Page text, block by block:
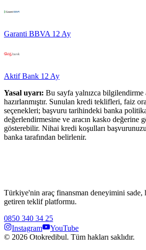
Garanti BBVA 12 Ay
Aktif Bank 12 Ay
Yasal uyarı: Bu sayfa yalnızca bilgilendirme
hazırlanmıştır. Sunulan kredi teklifleri, faiz
seçenekleri; başvuru tarihindeki banka
değerlendirmesine ve aracın kasko değerine
gösterebilir. Nihai kredi koşulları
banka tarafından belirlenir.
Türkiye'nin araç finansman deneyimini sade,
getiren teklif platformu.
0850 340 34 25
Instagram
YouTube
© 2026 Otokredibul. Tüm hakları saklıdır.